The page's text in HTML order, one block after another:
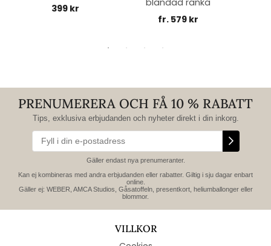
399 kr
blandad ranka
fr. 579 kr
PRENUMERERA OCH FÅ 10 % RABATT
Tips, exklusiva erbjudanden och nyheter direkt i din inkorg.
Gäller endast nya prenumeranter.
Kan ej kombineras med andra erbjudanden eller rabatter. Giltig i sju dagar enbart
online.
Gäller ej: WEBER, AMCA Studios, Gåsatoffeln, presentkort, heliumballonger eller
blommor.
VILLKOR